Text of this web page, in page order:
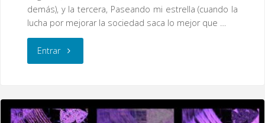
demás), y la tercera, Paseando mi estrella (cuando la
lucha por mejorar la sociedad saca lo mejor que …
Entrar"Exposición
NewYork"